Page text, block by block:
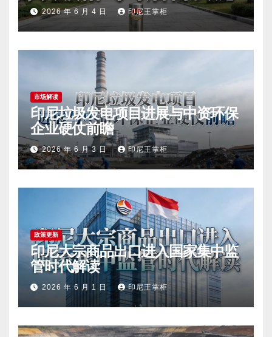
2026 年 6 月 4 日 印尼王掌柜
市场解读
印尼垃圾发电项目进展与中资环保
企业硬仗前瞻
2026 年 6 月 3 日 印尼王掌柜
政策更新
印尼大宗商品出口进入国家集中监
管时代解读
2026 年 6 月 1 日 印尼王掌柜